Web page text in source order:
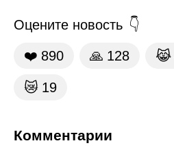
Оцените новость
❤️ 890 🙏 128 😹
😿 19
Комментарии